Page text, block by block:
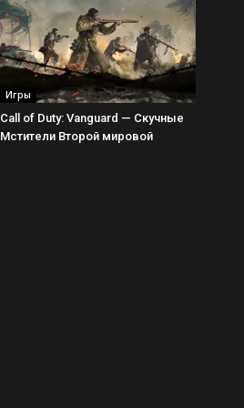
Игры
Call of Duty: Vanguard — Скучные
Мстители Второй мировой